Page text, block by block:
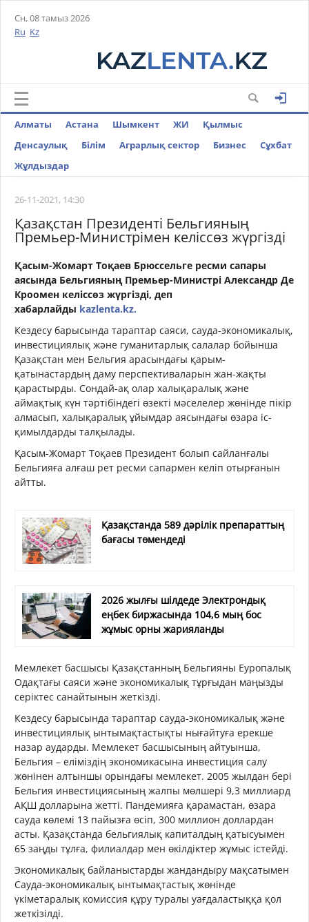
Сн, 08 тамыз 2026
Ru Kz
Алматы Астана Шымкент ЖИ
Қылмыс
Денсаулық
Білім Аграрлық сектор Бизнес
Cұхбат
Жұлдыздар
26-11-2021, 14:30
Қазақстан Президенті Бельгияның
Премьер-Министрімен келіссөз жүргізді
Қасым-Жомарт Тоқаев Брюссельге ресми сапары
аясында Бельгияның Премьер-Министрі Александр Де
Кроомен келіссөз жүргізді, деп
хабарлайды kazlenta.kz.
Кездесу барысында тараптар саяси, сауда-экономикалық,
инвестициялық және гуманитарлық салалар бойынша
Қазақстан мен Бельгия арасындағы қарым-
қатынастардың даму перспективаларын жан-жақты
қарастырды. Сондай-ақ олар халықаралық және
аймақтық күн тәртібіндегі өзекті мәселелер жөнінде пікір
алмасып, халықаралық ұйымдар аясындағы өзара іс-
қимылдарды талқылады.
Қасым-Жомарт Тоқаев Президент болып сайланғалы
Бельгияға алғаш рет ресми сапармен келіп отырғанын
айтты.
Қазақстанда 589 дәрілік препараттың
бағасы төмендеді
2026 жылғы шілдеде Электрондық
еңбек биржасында 104,6 мың бос
жұмыс орны жарияланды
Мемлекет басшысы Қазақстанның Бельгияны Еуропалық
Одақтағы саяси және экономикалық тұрғыдан маңызды
серіктес санайтынын жеткізді.
Кездесу барысында тараптар сауда-экономикалық және
инвестициялық ынтымақтастықты нығайтуға ерекше
назар аударды. Мемлекет басшысының айтуынша,
Бельгия – еліміздің экономикасына инвестиция салу
жөнінен алтыншы орындағы мемлекет. 2005 жылдан бері
Бельгия инвестициясының жалпы мөлшері 9,3 миллиард
АҚШ долларына жетті. Пандемияға қарамастан, өзара
сауда көлемі 13 пайызға өсіп, 300 миллион доллардан
асты. Қазақстанда бельгиялық капиталдың қатысуымен
65 заңды тұлға, филиалдар мен өкілдіктер жұмыс істейді.
Экономикалық байланыстарды жандандыру мақсатымен
Сауда-экономикалық ынтымақтастық жөнінде
үкіметаралық комиссия құру туралы уағдаластыққа қол
жеткізілді.